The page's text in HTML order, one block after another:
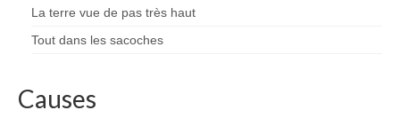
La terre vue de pas très haut
Tout dans les sacoches
Causes